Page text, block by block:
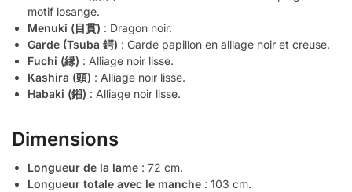
motif losange.
Menuki (目貫) : Dragon noir.
Garde (Tsuba 鍔) : Garde papillon en alliage noir et creuse.
Fuchi (縁) : Alliage noir lisse.
Kashira (頭) : Alliage noir lisse.
Habaki (鎺) : Alliage noir lisse.
Dimensions
Longueur de la lame : 72 cm.
Longueur totale avec le manche : 103 cm.